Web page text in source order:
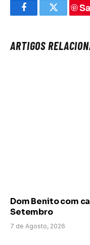
FacebookTwitter
ARTIGOS
Dom Benito com
Setembro
7 de Agosto, 2026